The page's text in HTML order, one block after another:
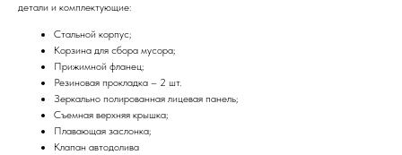
детали и комплектующие:
Стальной корпус;
Корзина для сбора мусора;
Прижимной фланец;
Резиновая прокладка – 2 шт.
Зеркально полированная лицевая панель;
Съемная верхняя крышка;
Плавающая заслонка;
Клапан автодолива